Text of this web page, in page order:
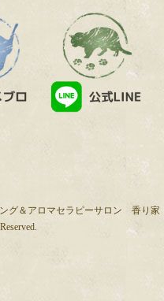
グ＆アロマセラピーサロン 香り家